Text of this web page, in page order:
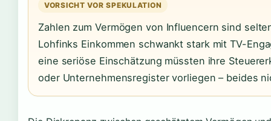
VORSICHT VOR SPEKULATION
Zahlen zum Vermögen von Influencern sind
Lohfinks Einkommen schwankt stark mit TV-
eine seriöse Einschätzung müssten ihre
oder Unternehmensregister vorliegen – beides